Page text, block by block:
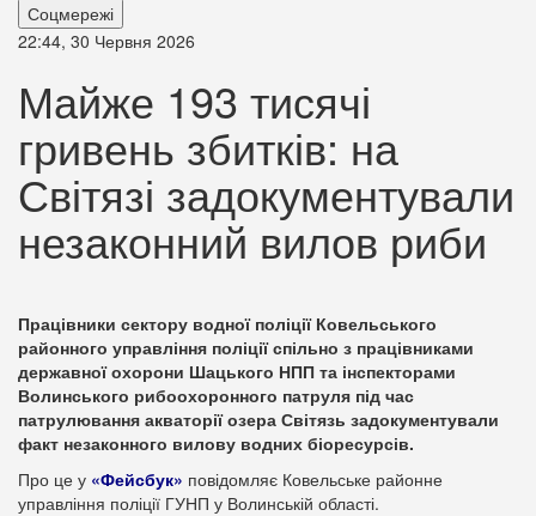
Соцмережі
22:44, 30 Червня 2026
Майже 193 тисячі
гривень збитків: на
Світязі задокументували
незаконний вилов риби
Працівники сектору водної поліції Ковельського
районного управління поліції спільно з працівниками
державної охорони Шацького НПП та інспекторами
Волинського рибоохоронного патруля під час
патрулювання акваторії озера Світязь задокументували
факт незаконного вилову водних біоресурсів.
Про це у «Фейсбук» повідомляє Ковельське районне
управління поліції ГУНП у Волинській області.